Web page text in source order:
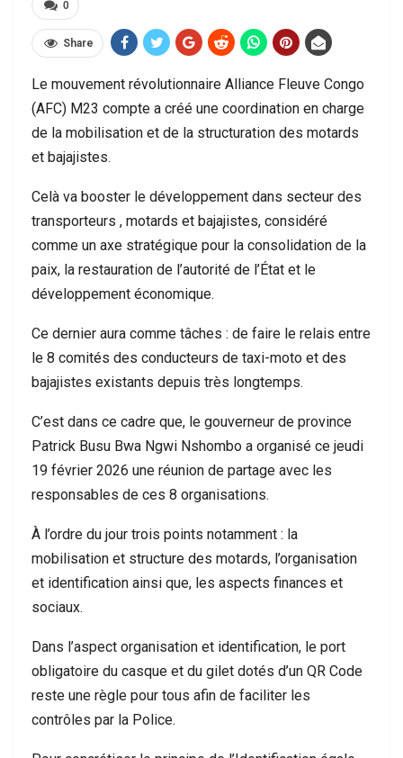
0
Share
Le mouvement révolutionnaire Alliance Fleuve Congo
(AFC) M23 compte a créé une coordination en charge
de la mobilisation et de la structuration des motards
et bajajistes.
Celà va booster le développement dans secteur des
transporteurs , motards et bajajistes, considéré
comme un axe stratégique pour la consolidation de la
paix, la restauration de l’autorité de l’État et le
développement économique.
Ce dernier aura comme tâches : de faire le relais entre
le 8 comités des conducteurs de taxi-moto et des
bajajistes existants depuis très longtemps.
C’est dans ce cadre que, le gouverneur de province
Patrick Busu Bwa Ngwi Nshombo a organisé ce jeudi
19 février 2026 une réunion de partage avec les
responsables de ces 8 organisations.
À l’ordre du jour trois points notamment : la
mobilisation et structure des motards, l’organisation
et identification ainsi que, les aspects finances et
sociaux.
Dans l’aspect organisation et identification, le port
obligatoire du casque et du gilet dotés d’un QR Code
reste une règle pour tous afin de faciliter les
contrôles par la Police.